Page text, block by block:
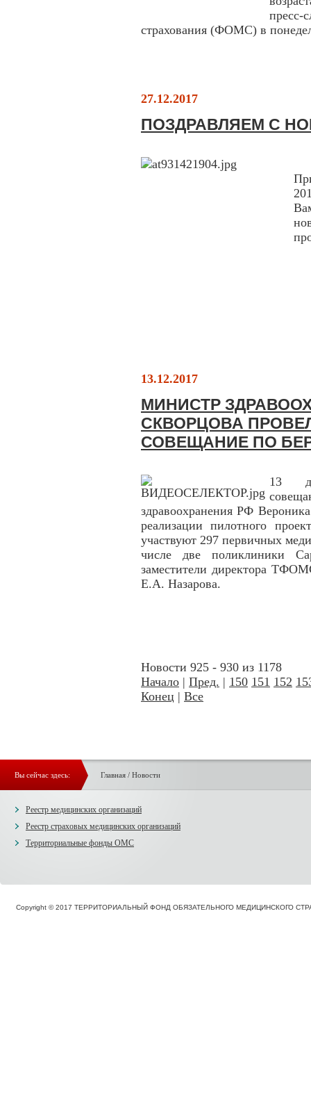
пресс-
страхования (ФОМС) в
27.12.2017
ПОЗДРАВЛЯЕМ С
13.12.2017
МИНИСТР
СКВОРЦОВА
СОВЕЩАНИЕ ПО
13
здравоохранения РФ
реализации пилотного
участвуют 297 первичных
числе две поликлиники
заместители директора
Е.А. Назарова.
Новости 925 - 930 из 1178
Начало | Пред. | 150 151 152
Конец | Все
Вы сейчас здесь: Главная/ Новости
Реестр медицинских организаций
Реестр страховых медицинских организаций
Территориальные фонды ОМС
Copyright © 2017 ТЕРРИТОРИАЛЬНЫЙ ФОНД ОБЯЗАТЕЛЬНОГО МЕДИЦИНСКОГО